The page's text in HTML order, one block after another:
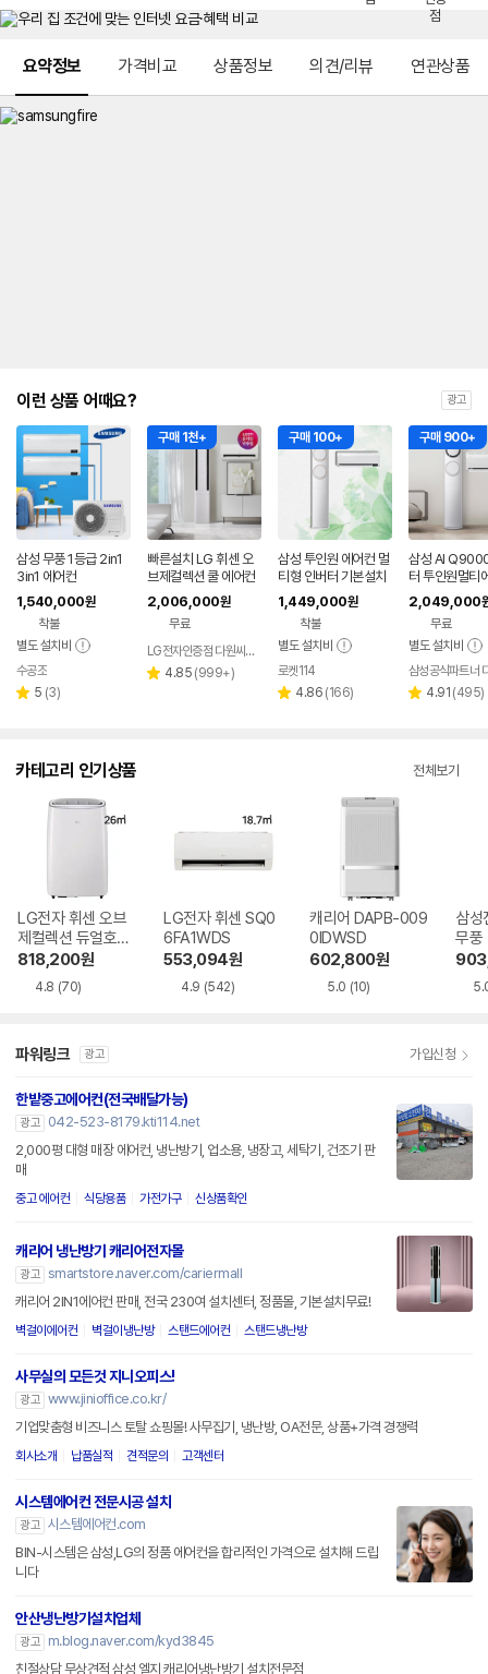
생
는
치
비
요약정보 가격비교 상품정보 의견/리뷰 연관상품
이런 상품 어때요? 광고
삼성 무풍 1등급 2in1
3in1 에어컨
1,540,000원
착불
별도 설치비
페이
수공조
별 5 리
(3)
구매 1천+
빠른설치 LG 휘센 오
브제컬렉션 쿨 에어컨
2in1 FQ17FC1EC2
기본설치포함
2,006,000원
무료
LG전자인증점 다원씨앤씨
별 4.85 리
(999+)
구매 100+
삼성 투인원 에어컨 멀
티형 인버터 기본설치
실외기포함 26년 AIQ
9000 AF17B6474
WZRS
1,449,000원
착불
별도 설치비
로켓114
별 4.86 리
(166)
구매 900+
삼성 AI
터 투인원멀티
기본설치포함
2,049,000
무료
별도 설치비
별 4.91 리
(495)
카테고리 인기상품 전체보기
LG전자 휘센 오브
제컬렉션 듀얼호스
PQ08FDWBS
818,200원
4.8 (70)
LG전자 휘센 SQ0
6FA1WDS
553,094원
4.9 (542)
캐리어 DAPB-009
0IDWSD
602,800원
5.0 (10)
삼성
무풍
파워링크 광고 가입신청
한밭중고에어컨(전국배달가능)
광고
042-523-8179.kti114.net
2,000평 대형 매장 에어컨, 냉난방기, 업소용, 냉장고, 세탁기, 건조기 판
매
중고 에어컨 식당용품 가전가구 신상품확인
캐리어 냉난방기 캐리어전자몰
광고 smartstore.naver.com/cariermall
캐리어 2IN1에어컨 판매, 전국 230여 설치센터, 정품몰, 기본설치무료!
벽걸이에어컨 벽걸이냉난방 스탠드에어컨 스탠드냉난방
사무실의 모든것 지니오피스!
광고 www.jinioffice.co.kr/
기업맞춤형 비즈니스 토탈 쇼핑몰! 사무집기, 냉난방, OA전문, 상품+가격 경쟁력
회사소개 납품실적 견적문의 고객센터
시스템에어컨 전문시공 설치
광고 시스템에어컨.com
BIN-시스템은 삼성,LG의 정품 에어컨을 합리적인 가격으로 설치해 드립
니다
안산냉난방기설치업체
광고
m.blog.naver.com/kyd3845
친절상담 무상견적 삼성,엘지 캐리어냉난방기 설치전문점